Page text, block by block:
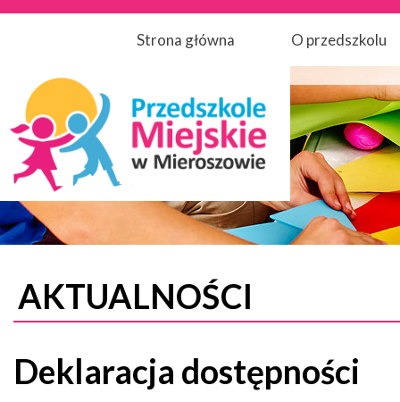
Strona główna O przedszkolu
AKTUALNOŚCI
Deklaracja dostępności